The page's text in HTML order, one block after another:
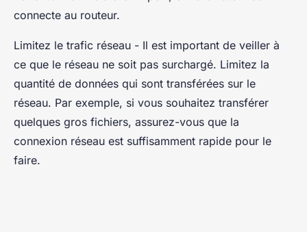
connecte au routeur.
Limitez le trafic réseau - Il est important de veiller à
ce que le réseau ne soit pas surchargé. Limitez la
quantité de données qui sont transférées sur le
réseau. Par exemple, si vous souhaitez transférer
quelques gros fichiers, assurez-vous que la
connexion réseau est suffisamment rapide pour le
faire.